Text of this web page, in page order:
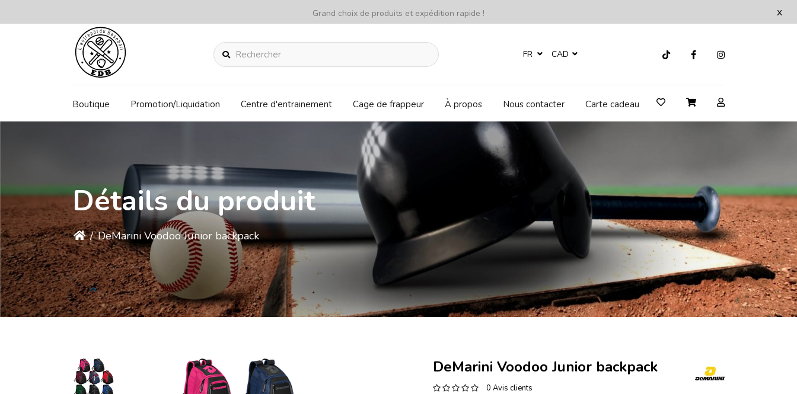
x
Grand choix de produits et expédition rapide !
Rechercher FR CAD
Boutique Promotion/Liquidation Centre d'entrainement Cage de frappeur À propos Nous contacter Carte cadeau
Détails du produit
/ DeMarini Voodoo Junior backpack
DeMarini Voodoo Junior backpack
0 Avis clients